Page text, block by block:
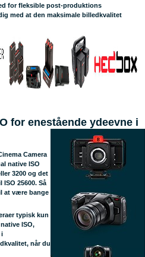
for fleksible post-produktions
med at den maksimale billedkvalitet
for enestående ydeevne i
Camera
native ISO
3200 og det
25600. Så
at være bange
typisk kun
ISO,
i
når du